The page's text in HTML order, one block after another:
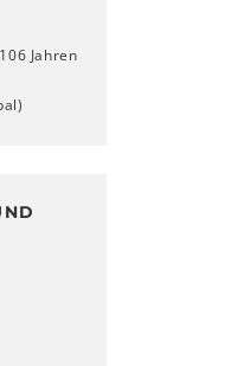
Jahren